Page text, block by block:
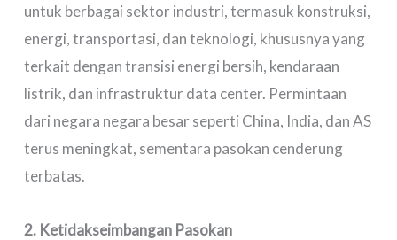
untuk berbagai sektor industri, termasuk konstruksi,
energi, transportasi, dan teknologi, khususnya yang
terkait dengan transisi energi bersih, kendaraan
listrik, dan infrastruktur data center. Permintaan
dari negara negara besar seperti China, India, dan AS
terus meningkat, sementara pasokan cenderung
terbatas.
2. Ketidakseimbangan Pasokan